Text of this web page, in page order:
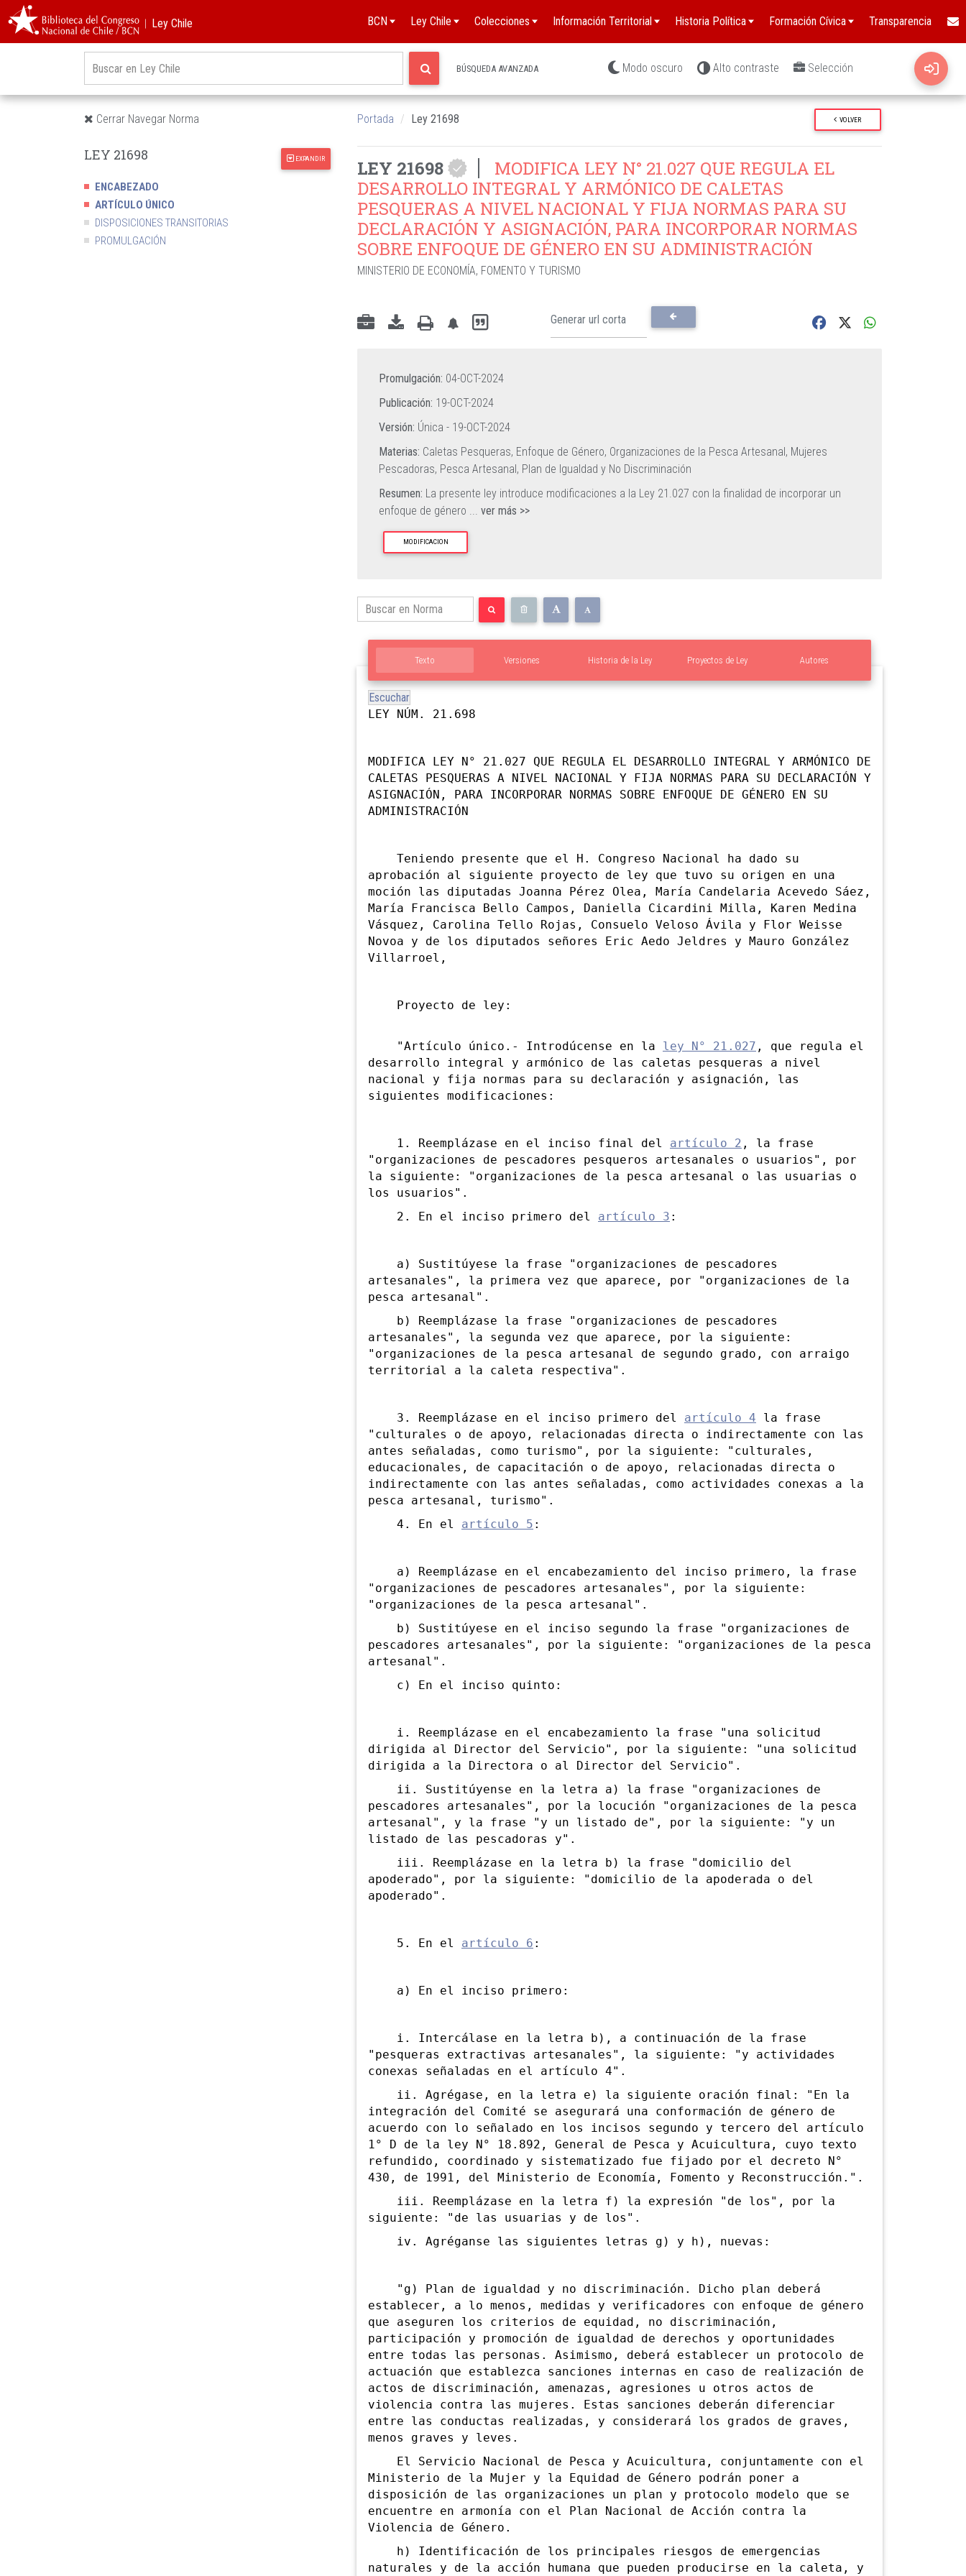
︱Ley Chile BCN Ley Chile Colecciones Información Territorial Historia Política Formación Cívica Transparencia
BÚSQUEDA AVANZADA Modo oscuro Alto contraste Selección
Cerrar Navegar Norma Portada Ley 21698 VOLVER
LEY 21698 EXPANDIR
ENCABEZADO
ARTÍCULO ÚNICO
DISPOSICIONES TRANSITORIAS
PROMULGACIÓN
LEY 21698
MODIFICA LEY N° 21.027 QUE REGULA EL
DESARROLLO INTEGRAL Y ARMÓNICO DE CALETAS
PESQUERAS A NIVEL NACIONAL Y FIJA NORMAS PARA SU
DECLARACIÓN Y ASIGNACIÓN, PARA INCORPORAR NORMAS
SOBRE ENFOQUE DE GÉNERO EN SU ADMINISTRACIÓN
MINISTERIO DE ECONOMÍA, FOMENTO Y TURISMO
Promulgación: 04-OCT-2024
Publicación: 19-OCT-2024
Versión: Única - 19-OCT-2024
Materias: Caletas Pesqueras, Enfoque de Género, Organizaciones de la Pesca Artesanal, Mujeres
Pescadoras, Pesca Artesanal, Plan de Igualdad y No Discriminación
Resumen: La presente ley introduce modificaciones a la Ley 21.027 con la finalidad de incorporar un
enfoque de género
ver más >>
MODIFICACION
Texto Versiones Proyectos de Ley Autores
Historia de la Ley
Escuchar
LEY NÚM. 21.698
MODIFICA LEY N° 21.027 QUE REGULA EL DESARROLLO INTEGRAL Y ARMÓNICO DE
CALETAS PESQUERAS A NIVEL NACIONAL Y FIJA NORMAS PARA SU DECLARACIÓN Y
ASIGNACIÓN, PARA INCORPORAR NORMAS SOBRE ENFOQUE DE GÉNERO EN SU
ADMINISTRACIÓN
Teniendo presente que el H. Congreso Nacional ha dado su
aprobación al siguiente proyecto de ley que tuvo su origen en una
moción las diputadas Joanna Pérez Olea, María Candelaria Acevedo Sáez,
María Francisca Bello Campos, Daniella Cicardini Milla, Karen Medina
Vásquez, Carolina Tello Rojas, Consuelo Veloso Ávila y Flor Weisse
Novoa y de los diputados señores Eric Aedo Jeldres y Mauro González
Villarroel,
Proyecto de ley:
"Artículo único.- Introdúcense en la ley N° 21.027 , que regula el
desarrollo integral y armónico de las caletas pesqueras a nivel
nacional y fija normas para su declaración y asignación, las
siguientes modificaciones:
1. Reemplázase en el inciso final del artículo 2 , la frase
"organizaciones de pescadores pesqueros artesanales o usuarios", por
la siguiente: "organizaciones de la pesca artesanal o las usuarias o
los usuarios".
2. En el inciso primero del artículo 3 :
a) Sustitúyese la frase "organizaciones de pescadores
artesanales", la primera vez que aparece, por "organizaciones de la
pesca artesanal".
b) Reemplázase la frase "organizaciones de pescadores
artesanales", la segunda vez que aparece, por la siguiente:
"organizaciones de la pesca artesanal de segundo grado, con arraigo
territorial a la caleta respectiva".
3. Reemplázase en el inciso primero del artículo 4 la frase
"culturales o de apoyo, relacionadas directa o indirectamente con las
antes señaladas, como turismo", por la siguiente: "culturales,
educacionales, de capacitación o de apoyo, relacionadas directa o
indirectamente con las antes señaladas, como actividades conexas a la
pesca artesanal, turismo".
4. En el artículo 5 :
a) Reemplázase en el encabezamiento del inciso primero, la frase
"organizaciones de pescadores artesanales", por la siguiente:
"organizaciones de la pesca artesanal".
b) Sustitúyese en el inciso segundo la frase "organizaciones de
pescadores artesanales", por la siguiente: "organizaciones de la pesca
artesanal".
c) En el inciso quinto:
i. Reemplázase en el encabezamiento la frase "una solicitud
dirigida al Director del Servicio", por la siguiente: "una solicitud
dirigida a la Directora o al Director del Servicio".
ii. Sustitúyense en la letra a) la frase "organizaciones de
pescadores artesanales", por la locución "organizaciones de la pesca
artesanal", y la frase "y un listado de", por la siguiente: "y un
listado de las pescadoras y".
iii. Reemplázase en la letra b) la frase "domicilio del
apoderado", por la siguiente: "domicilio de la apoderada o del
apoderado".
5. En el artículo 6 :
a) En el inciso primero:
i. Intercálase en la letra b), a continuación de la frase
"pesqueras extractivas artesanales", la siguiente: "y actividades
conexas señaladas en el artículo 4".
ii. Agrégase, en la letra e) la siguiente oración final: "En la
integración del Comité se asegurará una conformación de género de
acuerdo con lo señalado en los incisos segundo y tercero del artículo
1° D de la ley N° 18.892, General de Pesca y Acuicultura, cuyo texto
refundido, coordinado y sistematizado fue fijado por el decreto N°
430, de 1991, del Ministerio de Economía, Fomento y Reconstrucción.".
iii. Reemplázase en la letra f) la expresión "de los", por la
siguiente: "de las usuarias y de los".
iv. Agréganse las siguientes letras g) y h), nuevas:
"g) Plan de igualdad y no discriminación. Dicho plan deberá
establecer, a lo menos, medidas y verificadores con enfoque de género
que aseguren los criterios de equidad, no discriminación,
participación y promoción de igualdad de derechos y oportunidades
entre todas las personas. Asimismo, deberá establecer un protocolo de
actuación que establezca sanciones internas en caso de realización de
actos de discriminación, amenazas, agresiones u otros actos de
violencia contra las mujeres. Estas sanciones deberán diferenciar
entre las conductas realizadas, y considerará los grados de graves,
menos graves y leves.
El Servicio Nacional de Pesca y Acuicultura, conjuntamente con el
Ministerio de la Mujer y la Equidad de Género podrán poner a
disposición de las organizaciones un plan y protocolo modelo que se
encuentre en armonía con el Plan Nacional de Acción contra la
Violencia de Género.
h) Identificación de los principales riesgos de emergencias
naturales y de la acción humana que pueden producirse en la caleta, y